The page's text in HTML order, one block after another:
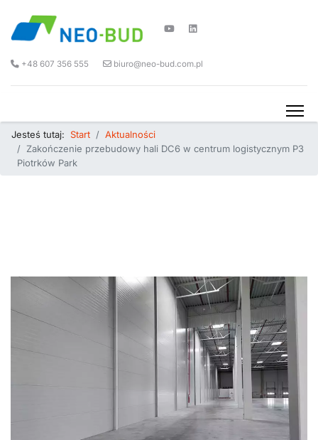
+48 607 356 555 biuro@neo-bud.com.pl
Jesteś tutaj: Start
Aktualności
Zakończenie przebudowy hali DC6 w centrum logistycznym P3
Piotrków Park